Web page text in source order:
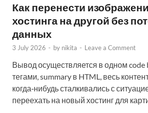
Как перенести
хостинга на другой без
данных
3 July 2026 - by nikita - Leave a Comment
Вывод осуществляется в одном code
тегами, summary в HTML, весь
когда‑нибудь сталкивались с
переехать на новый хостинг для